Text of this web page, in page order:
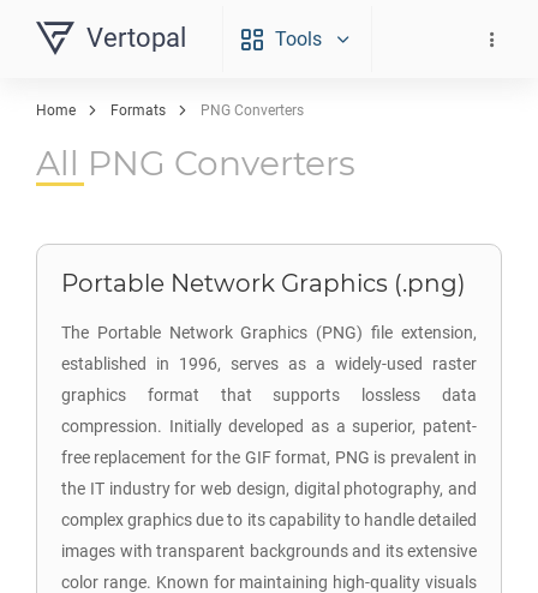
Vertopal Tools
Home Formats PNG Converters
All PNG Converters
Portable Network Graphics (.png)
The Portable Network Graphics (PNG) file extension,
established in 1996, serves as a widely-used raster
graphics format that supports lossless data
compression. Initially developed as a superior, patent-
free replacement for the GIF format, PNG is prevalent in
the IT industry for web design, digital photography, and
complex graphics due to its capability to handle detailed
images with transparent backgrounds and its extensive
color range. Known for maintaining high-quality visuals